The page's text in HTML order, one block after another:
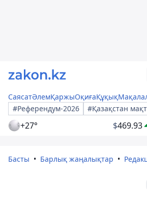
СаясатӘлемҚаржыОқиғаҚұқық
#Референдум-2026
#Қазақстан
+27° $469.93
Басты Барлық жаңалықтар